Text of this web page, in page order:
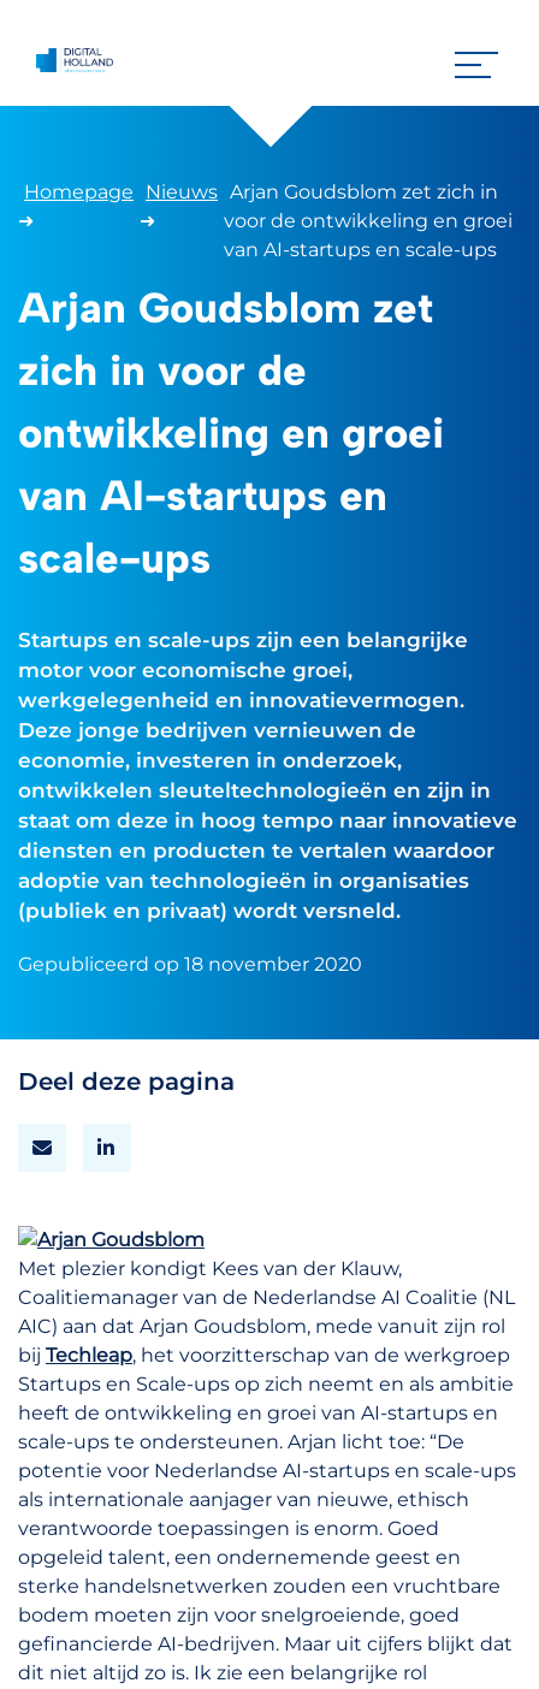
Homepage
➜
Nieuws
➜
Arjan Goudsblom zet zich in
voor de ontwikkeling en groei
van AI-startups en scale-ups
Arjan Goudsblom zet
zich in voor de
ontwikkeling en groei
van AI-startups en
scale-ups
Startups en scale-ups zijn een belangrijke
motor voor economische groei,
werkgelegenheid en innovatievermogen.
Deze jonge bedrijven vernieuwen de
economie, investeren in onderzoek,
ontwikkelen sleuteltechnologieën en zijn in
staat om deze in hoog tempo naar innovatieve
diensten en producten te vertalen waardoor
adoptie van technologieën in organisaties
(publiek en privaat) wordt versneld.
Gepubliceerd op 18 november 2020
Deel deze pagina
Met plezier kondigt Kees van der Klauw,
Coalitiemanager van de Nederlandse AI Coalitie (NL
AIC) aan dat Arjan Goudsblom, mede vanuit zijn rol
bij Techleap, het voorzitterschap van de werkgroep
Startups en Scale-ups op zich neemt en als ambitie
heeft de ontwikkeling en groei van AI-startups en
scale-ups te ondersteunen. Arjan licht toe: “De
potentie voor Nederlandse AI-startups en scale-ups
als internationale aanjager van nieuwe, ethisch
verantwoorde toepassingen is enorm. Goed
opgeleid talent, een ondernemende geest en
sterke handelsnetwerken zouden een vruchtbare
bodem moeten zijn voor snelgroeiende, goed
gefinancierde AI-bedrijven. Maar uit cijfers blijkt dat
dit niet altijd zo is. Ik zie een belangrijke rol